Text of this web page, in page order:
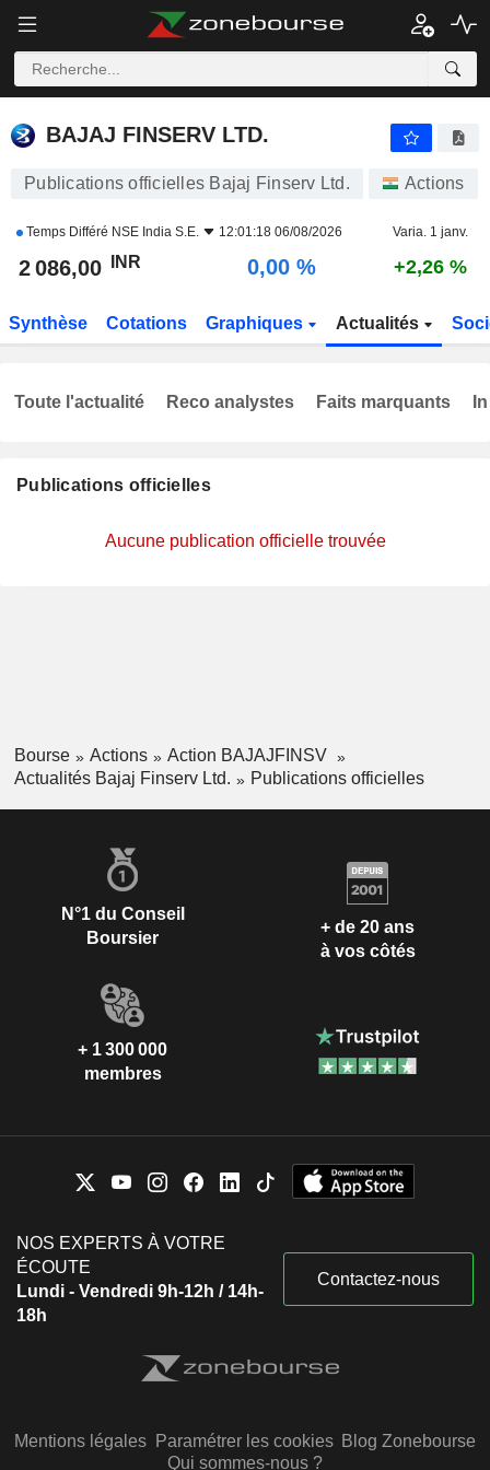
BAJAJ FINSERV LTD.
BAJAJ FINSERV LTD.
Publications officielles Bajaj Finserv Ltd. Actions
Temps Différé NSE India S.E. 12:01:18 06/08/2026 Varia. 1 janv.
2 086,00 INR 0,00 % +2,26 %
Synthèse Cotations Graphiques Actualités
Publications officielles
Aucune publication officielle trouvée
Toute l'actualité Reco analystes Faits marquants
Bourse Actions
Action BAJAJFINSV
Actualités Bajaj Finserv Ltd.
Publications officielles
N°1 du Conseil
Boursier
+ de 20 ans
à vos côtés
+ 1 300 000
membres
NOS EXPERTS À VOTRE
ÉCOUTE
Lundi - Vendredi 9h-12h / 14h-
18h
Contactez-nous
Mentions légales Paramétrer les cookies Blog Zonebourse
Qui sommes-nous ?